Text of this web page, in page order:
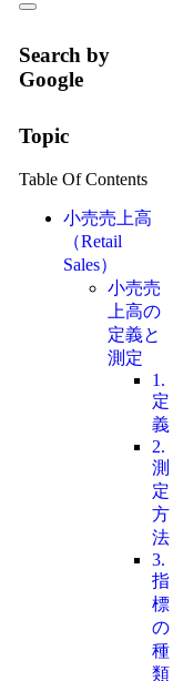
Search by
Google
Topic
Table Of Contents
小売売上高
（Retail
Sales）
小売売
上高の
定義と
測定
1.
定
義
2.
測
定
方
法
3.
指
標
の
種
類